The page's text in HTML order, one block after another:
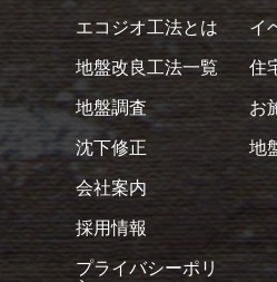
エコジオ工法とは
地盤改良工法一覧
地盤調査
沈下修正
イ
住
お
地
会社案内
採用情報
プライバシーポリ